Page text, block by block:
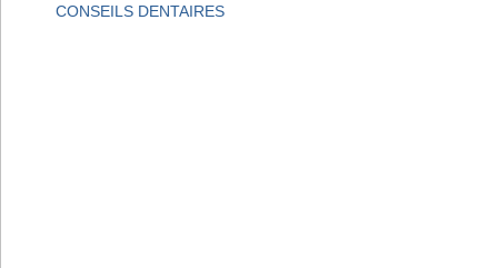
CONSEILS DENTAIRES